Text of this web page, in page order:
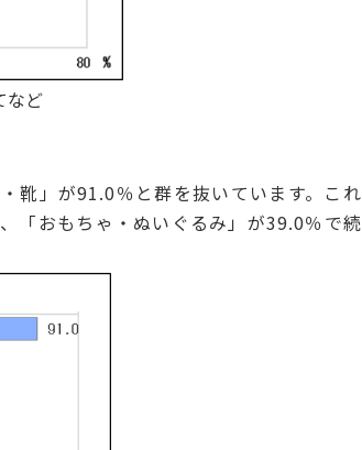
里帰り出産に備えてなど
靴」が91.0％と群を抜いています。これ
「おもちゃ・ぬいぐるみ」が39.0％で続